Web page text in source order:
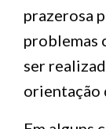
prazerosa
problemas
ser
orientação